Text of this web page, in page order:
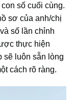
số cuối cùng.
sơ của anh/chị
số lần chỉnh
thực hiện
sẽ luôn sẵn lòng
cách rõ ràng.